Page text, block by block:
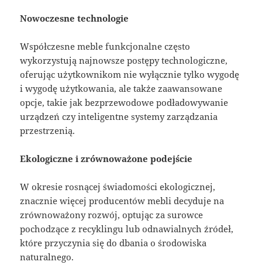
Nowoczesne technologie
Współczesne meble funkcjonalne często
wykorzystują najnowsze postępy technologiczne,
oferując użytkownikom nie wyłącznie tylko wygodę
i wygodę użytkowania, ale także zaawansowane
opcje, takie jak bezprzewodowe podładowywanie
urządzeń czy inteligentne systemy zarządzania
przestrzenią.
Ekologiczne i zrównoważone podejście
W okresie rosnącej świadomości ekologicznej,
znacznie więcej producentów mebli decyduje na
zrównoważony rozwój, optując za surowce
pochodzące z recyklingu lub odnawialnych źródeł,
które przyczynia się do dbania o środowiska
naturalnego.